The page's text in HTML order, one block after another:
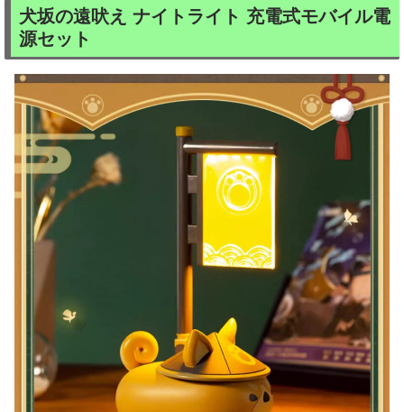
犬坂の遠吠え ナイトライト 充電式モバイル電
源セット